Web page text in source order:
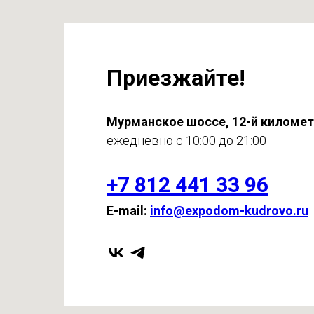
Приезжайте!
Мурманское шоссе, 12-й
ежедневно с 10:00 до 21:00
+7 812 441 33 96
E-mail: info@expodom-kudrovo.ru